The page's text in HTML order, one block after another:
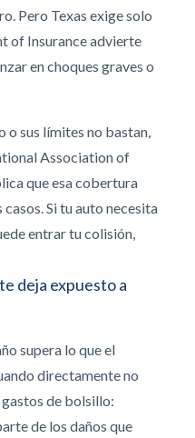
Pero Texas exige solo
of Insurance advierte
en choques graves o
o sus límites no bastan,
Association of
que esa cobertura
Si tu auto necesita
entrar tu colisión,
deja expuesto a
supera lo que el
directamente no
de bolsillo:
de los daños que